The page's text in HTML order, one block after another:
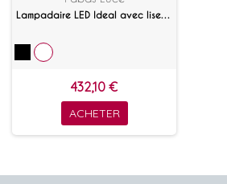
Lampadaire LED Ideal avec liseuse
432,10 €
ACHETER